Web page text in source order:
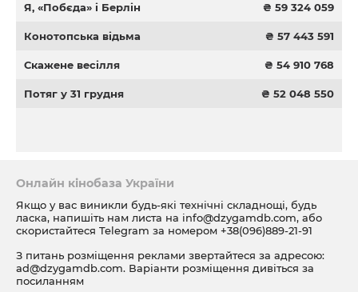
Я, «Побєда» і Берлін ₴ 59 324 059
Конотопська відьма ₴ 57 443 591
Скажене весілля ₴ 54 910 768
Потяг у 31 грудня ₴ 52 048 550
Онлайн кінобаза України
Якщо у вас виникли будь-які технічні складнощі, будь
ласка, напишіть нам листа на info@dzygamdb.com, або
скористайтеся Telegram за номером +38(096)889-21-91
З питань розміщення реклами звертайтеся за адресою:
ad@dzygamdb.com. Варіанти розміщення дивіться за
посиланням